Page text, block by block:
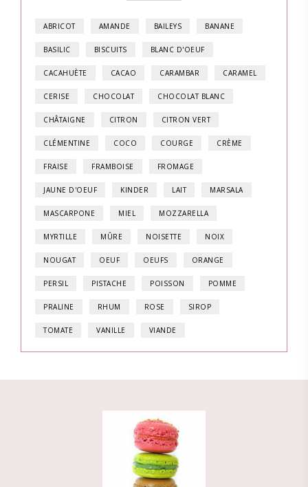
ABRICOT AMANDE BAILEYS BANANE
BASILIC BISCUITS BLANC D'OEUF
CACAHUÈTE CACAO CARAMBAR CARAMEL
CERISE CHOCOLAT CHOCOLAT BLANC
CHÂTAIGNE CITRON CITRON VERT
CLÉMENTINE COCO COURGE CRÈME
FRAISE FRAMBOISE FROMAGE
JAUNE D'OEUF KINDER LAIT MARSALA
MASCARPONE MIEL MOZZARELLA
MYRTILLE MÛRE NOISETTE NOIX
NOUGAT OEUF OEUFS ORANGE
PERSIL PISTACHE POISSON POMME
PRALINE RHUM ROSE SIROP
TOMATE VANILLE VIANDE